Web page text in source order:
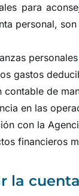
para
personal,
gastos
contable de
en las
con la
financieros
la